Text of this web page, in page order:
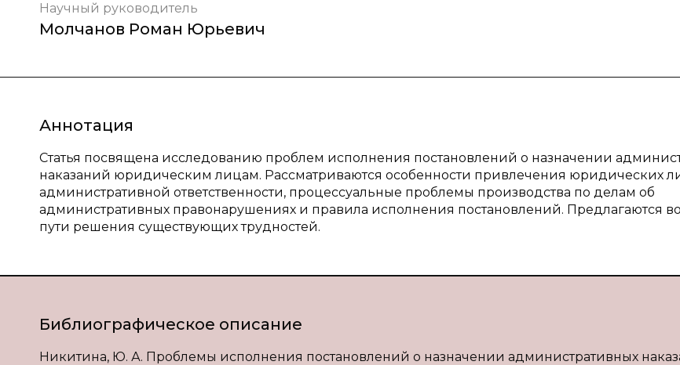
Научный руководитель
Молчанов Роман Юрьевич
Аннотация
Статья посвящена исследованию проблем исполнения постановлений о назначении
наказаний юридическим лицам. Рассматриваются особенности привлечения юридических
административной ответственности, процессуальные проблемы производства по делам об
административных правонарушениях и правила исполнения постановлений. Предлагаются
пути решения существующих трудностей.
Библиографическое описание
Никитина, Ю. А. Проблемы исполнения постановлений о назначении административных